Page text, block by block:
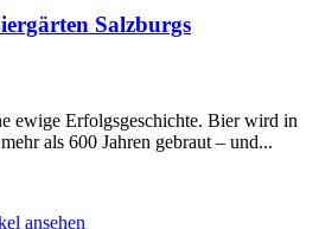
Salzburgs
ewige Erfolgsgeschichte. Bier wird in
als 600 Jahren gebraut – und...
ansehen